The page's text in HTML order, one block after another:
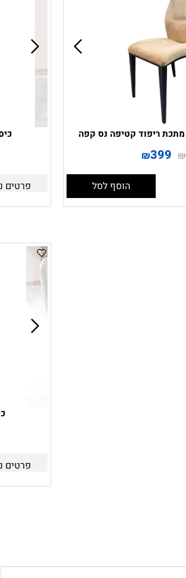
ריפוד קטיפה נס קפה
₪
₪399
הוסף לסל פרטים
פרטים